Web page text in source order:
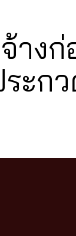
งก่
ะก